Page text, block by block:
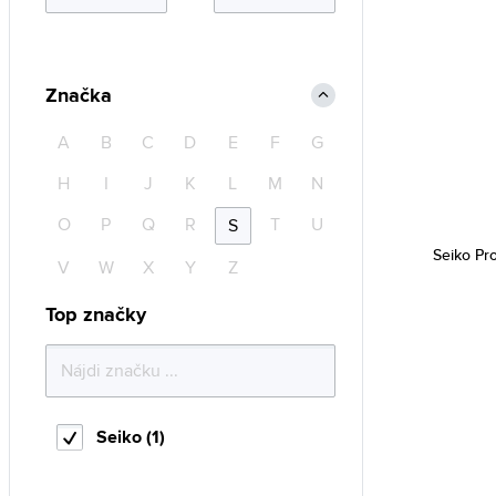
Seiko
Značka
A B C D E F
G
H
I J K L M
N
O
P Q R S T
U
V
W X Y Z
Top značky
Seiko (1)